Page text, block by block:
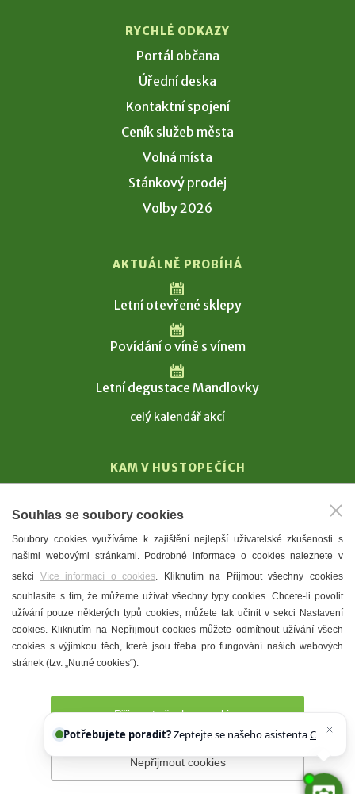
RYCHLÉ ODKAZY
Portál občana
Úřední deska
Kontaktní spojení
Ceník služeb města
Volná místa
Stánkový prodej
Volby 2026
AKTUÁLNĚ PROBÍHÁ
Letní otevřené sklepy
Povídání o víně s vínem
Letní degustace Mandlovky
celý kalendář akcí
KAM V HUSTOPEČÍCH
T. G. Masaryk
Mandloně
Ubytování
Restaurace
Městské muzeum a galerie
Denní meníčka
Prohlášení o přístupnosti Správce webu
Souhlas se soubory cookies
Soubory cookies využíváme k zajištění nejlepší uživatelské zkušenosti s
našimi webovými stránkami. Podrobné informace o cookies naleznete v
sekci Více informací o cookies. Kliknutím na Přijmout všechny cookies
souhlasíte s tím, že můžeme užívat všechny typy cookies. Chcete-li povolit
užívání pouze některých typů cookies, můžete tak učinit v sekci Nastavení
cookies. Kliknutím na Nepřijmout cookies můžete odmítnout užívání všech
cookies s výjimkou těch, které jsou třeba pro fungování našich webových
stránek (tzv. „Nutné cookies“).
Přijmout všechny cookies
Nepřijmout cookies
Chettyho.